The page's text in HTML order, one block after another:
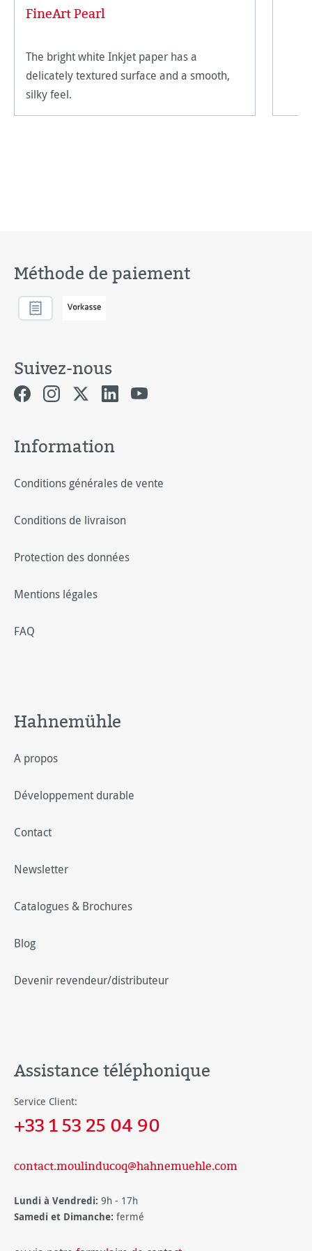
FineArt Pearl
The bright white Inkjet paper has a
delicately textured surface and a smooth,
silky feel.
Méthode de paiement
Suivez-nous
Information
Conditions générales de vente
Conditions de livraison
Protection des données
Mentions légales
FAQ
Hahnemühle
A propos
Développement durable
Contact
Newsletter
Catalogues & Brochures
Blog
Devenir revendeur/distributeur
Assistance téléphonique
Service Client:
+33 1 53 25 04 90
contact.moulinducoq@hahnemuehle.com
Lundi à Vendredi: 9h - 17h
Samedi et Dimanche: fermé